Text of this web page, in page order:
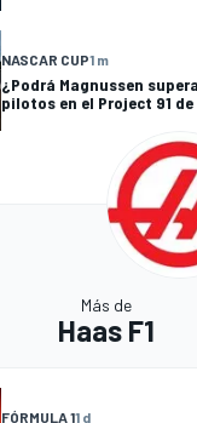
NASCAR CUP1 m
¿Podrá Magnussen
pilotos en el Project 91 de
Más de
Haas F1
FÓRMULA 11 d